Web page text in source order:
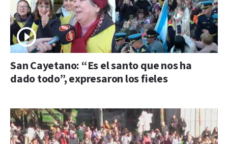
San Cayetano: “Es el santo que nos ha
dado todo”, expresaron los fieles